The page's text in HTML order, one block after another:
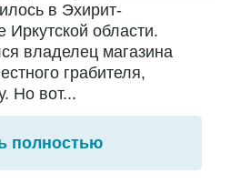
в Эхирит-
Иркутской области.
владелец магазина
грабителя,
Но вот...
полностью